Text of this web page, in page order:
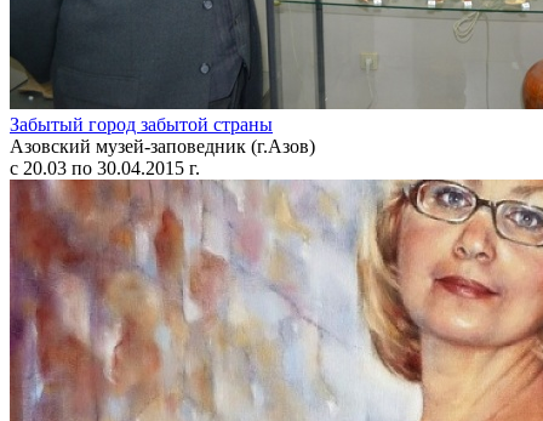
Забытый город забытой страны
Азовский музей-заповедник (г.Азов)
с 20.03 по 30.04.2015 г.